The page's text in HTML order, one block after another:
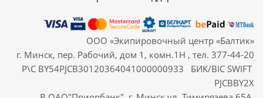
ООО «Экипировочный центр «Балтик»
г. Минск, пер. Рабочий, дом 1, комн.1Н , тел. 377-44-20
Р\С BY54PJCB30120364041000000933 БИК/BIC SWIFT
PJCBBY2X